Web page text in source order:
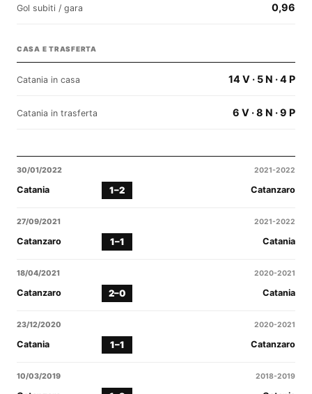
Gol subiti / gara 0,96
CASA E TRASFERTA
Catania in casa 14 V · 5 N · 4 P
Catania in trasferta 6 V · 8 N · 9 P
30/01/2022
Catania 1–2 Catanzaro
2021-2022
27/09/2021
Catanzaro 1–1 Catania
2021-2022
18/04/2021
Catanzaro 2–0 Catania
2020-2021
23/12/2020
Catania 1–1 Catanzaro
2020-2021
10/03/2019 2018-2019